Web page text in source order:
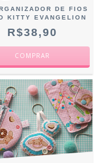
DE FIOS
KITTY EVANGELION
R$38,90